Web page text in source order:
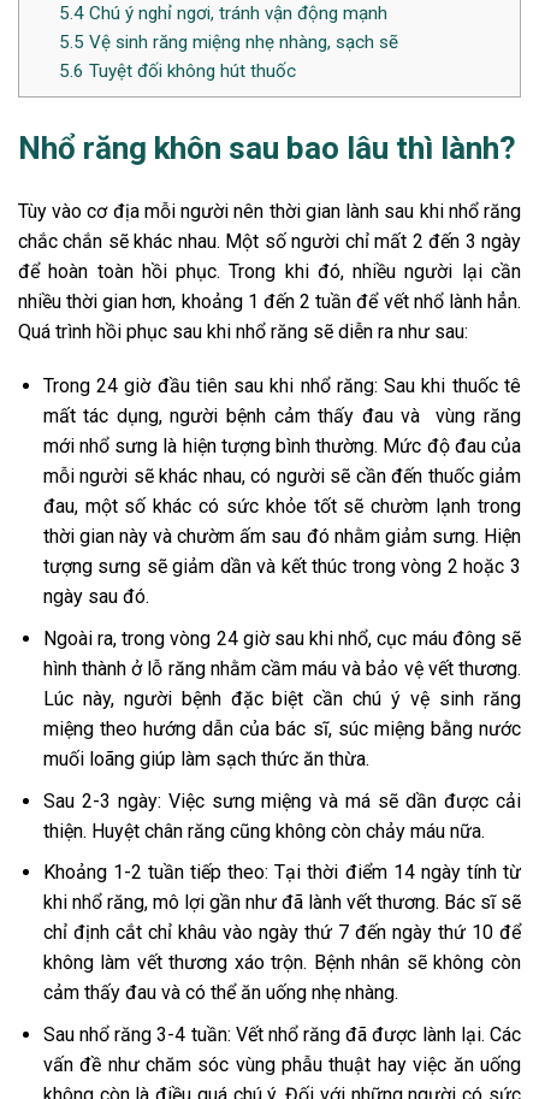
5.4Chú ý nghỉ ngơi, tránh vận động mạnh
5.5 Vệ sinh răng miệng nhẹ nhàng, sạch sẽ
5.6 Tuyệt đối không hút thuốc
Nhổ răng khôn sau bao lâu thì lành?
Tùy vào cơ địa mỗi người nên thời gian lành sau khi nhổ răng
chắc chắn sẽ khác nhau. Một số người chỉ mất 2 đến 3 ngày
để hoàn toàn hồi phục. Trong khi đó, nhiều người lại cần
nhiều thời gian hơn, khoảng 1 đến 2 tuần để vết nhổ lành hẳn.
Quá trình hồi phục sau khi nhổ răng sẽ diễn ra như sau:
Trong 24 giờ đầu tiên sau khi nhổ răng: Sau khi thuốc tê
mất tác dụng, người bệnh cảm thấy đau và vùng răng
mới nhổ sưng là hiện tượng bình thường. Mức độ đau của
mỗi người sẽ khác nhau, có người sẽ cần đến thuốc giảm
đau, một số khác có sức khỏe tốt sẽ chườm lạnh trong
thời gian này và chườm ấm sau đó nhằm giảm sưng. Hiện
tượng sưng sẽ giảm dần và kết thúc trong vòng 2 hoặc 3
ngày sau đó.
Ngoài ra, trong vòng 24 giờ sau khi nhổ, cục máu đông sẽ
hình thành ở lỗ răng nhằm cầm máu và bảo vệ vết thương.
Lúc này, người bệnh đặc biệt cần chú ý vệ sinh răng
miệng theo hướng dẫn của bác sĩ, súc miệng bằng nước
muối loãng giúp làm sạch thức ăn thừa.
Sau 2-3 ngày: Việc sưng miệng và má sẽ dần được cải
thiện. Huyệt chân răng cũng không còn chảy máu nữa.
Khoảng 1-2 tuần tiếp theo: Tại thời điểm 14 ngày tính từ
khi nhổ răng, mô lợi gần như đã lành vết thương. Bác sĩ sẽ
chỉ định cắt chỉ khâu vào ngày thứ 7 đến ngày thứ 10 để
không làm vết thương xáo trộn. Bệnh nhân sẽ không còn
cảm thấy đau và có thể ăn uống nhẹ nhàng.
Sau nhổ răng 3-4 tuần: Vết nhổ răng đã được lành lại. Các
vấn đề như chăm sóc vùng phẫu thuật hay việc ăn uống